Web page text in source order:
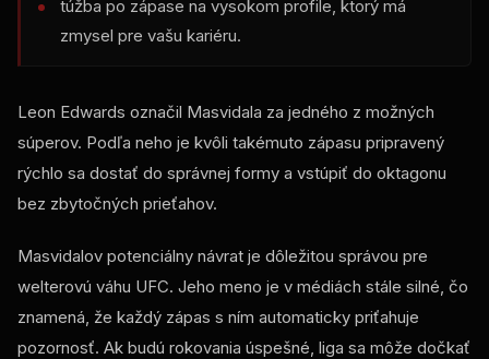
túžba po zápase na vysokom profile, ktorý má
zmysel pre vašu kariéru.
Leon Edwards označil Masvidala za jedného z možných
súperov. Podľa neho je kvôli takémuto zápasu pripravený
rýchlo sa dostať do správnej formy a vstúpiť do oktagonu
bez zbytočných prieťahov.
Masvidalov potenciálny návrat je dôležitou správou pre
welterovú váhu UFC. Jeho meno je v médiách stále silné, čo
znamená, že každý zápas s ním automaticky priťahuje
pozornosť. Ak budú rokovania úspešné, liga sa môže dočkať